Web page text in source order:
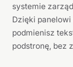
systemie
Dzięki
podmienisz
podstronę, bez